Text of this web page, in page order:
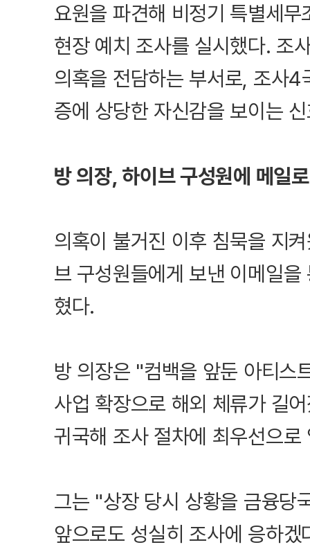
요원을 파견해 비정기 특별세
현장 예치 조사를 실시했다. 조
의혹을 전담하는 부서로, 조사
증에 상당한 자신감을 보이는
방 의장, 하이브 구성원에 메일
의혹이 불거진 이후 침묵을 지
브 구성원들에게 보낸 이메일
혔다.
방 의장은 "컴백을 앞둔 아티스
사업 확장으로 해외 체류가 길
귀국해 조사 절차에 최우선으
그는 "상장 당시 상황을 금융당
앞으로도 성실히 조사에 응하